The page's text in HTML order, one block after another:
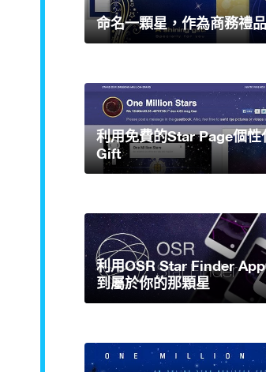
命名一顆星，作為商務禮品
利用免費的Star Page個
Gift
利用OSR Star Finder
到屬於你的那顆星